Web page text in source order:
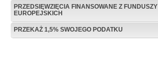
PRZEDSIĘWZIĘCIA FINANSOWANE Z FUNDUSZY
EUROPEJSKICH
PRZEKAŻ 1,5% SWOJEGO PODATKU